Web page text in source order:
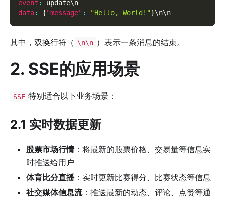
event :
update\n
data: {"message" : "Hello, World!"}\n\n
其中，双换行符（ \n\n ）表示一条消息的结束。
2. SSE的应用场景
SSE 特别适合以下业务场景：
2.1 实时数据更新
股票市场行情：将最新的股票价格、交易量等信息实
时推送给用户
体育比分直播 ：实时更新比赛得分、比赛状态等信息
社交媒体信息流：推送最新的动态、评论、点赞等通